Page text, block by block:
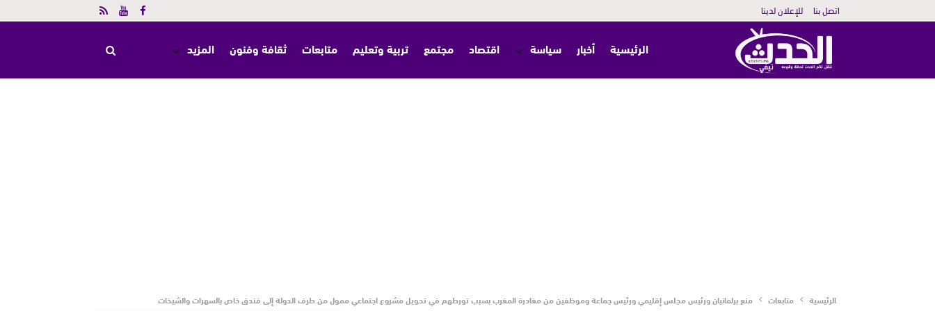
اتصل بنا للإعلان لدينا
الرئيسية أخبار سياسة اقتصاد مجتمع تربية وتعليم متابعات ثقافة وفنون المزيد
الرئيسية متابعات منع برلمانيان ورئيس مجلس إقليمي ورئيس جماعة وموظفين من مغادرة المغرب بسبب تورطهم في تحويل مشروع اجتماعي ممول من طرف الدولة إلى فندق خاص بالسهرات والشيخات